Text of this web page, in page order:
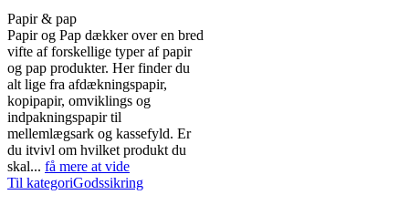
Papir & pap
Papir og Pap dækker over en bred
vifte af forskellige typer af papir
og pap produkter. Her finder du
alt lige fra afdækningspapir,
kopipapir, omviklings og
indpakningspapir til
mellemlægsark og kassefyld. Er
du itvivl om hvilket produkt du
skal... få mere at vide
Til kategoriGodssikring